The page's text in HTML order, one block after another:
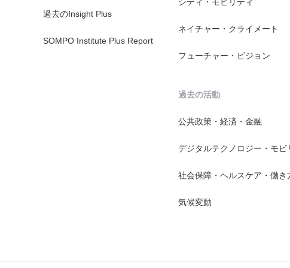
過去のInsight Plus
SOMPO Institute Plus Report
ネイチャー・クライメート
フューチャー・ビジョン
過去の活動
公共政策・経済・金融
デジタルテクノロジー・モビ
社会保障・ヘルスケア・働き
気候変動